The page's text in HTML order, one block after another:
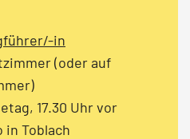
in
(oder auf
17.30 Uhr vor
in Toblach